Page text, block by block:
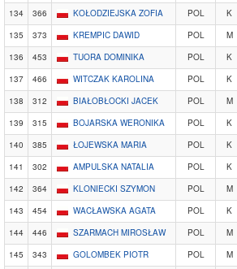
134
366 KOŁODZIEJSKA ZOFIA POL K
135
373 KREMPIC DAWID POL M
136
453 TUORA DOMINIKA POL K
137
466 WITCZAK KAROLINA POL K
138
312 BIAŁOBŁOCKI JACEK POL M
139
315 BOJARSKA WERONIKA POL K
140
385 ŁOJEWSKA MARIA POL K
141
302 AMPULSKA NATALIA POL K
142
364 KLONIECKI SZYMON POL M
143
454 WACŁAWSKA AGATA POL K
144
446 SZARMACH MIROSŁAW POL M
145
343 GOLOMBEK PIOTR POL M